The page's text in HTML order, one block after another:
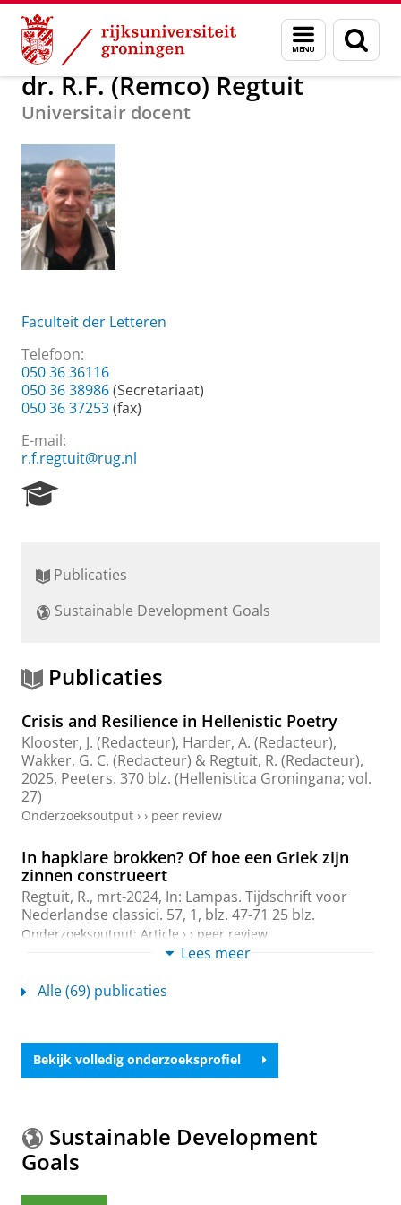
Skip
Content
Skip
Navigation
Menu
en
zoeken
Over ons dr. R.F. (Remco) Regtuit
dr. R.F. (Remco) Regtuit
Universitair docent
Faculteit der Letteren
Telefoon:
050 36 36116
050 36 38986(Secretariaat)
050 36 37253(fax)
E-mail:
r.f.regtuit@rug.nl
r
h
r
t
l
Publicaties
Sustainable Development Goals
Publicaties
Crisis and Resilience in Hellenistic Poetry
Klooster, J. (Redacteur), Harder, A. (Redacteur),
Wakker, G. C. (Redacteur) & Regtuit, R. (Redacteur),
2025, Peeters. 370 blz. (Hellenistica Groningana; vol.
27)
Onderzoeksoutput › › peer review
In hapklare brokken? Of hoe een Griek zijn
zinnen construeert
Regtuit, R., mrt-2024, In: Lampas. Tijdschrift voor
Nederlandse classici. 57, 1, blz. 47-71 25 blz.
Onderzoeksoutput: Article › › peer review
Regtuit, R. ,2023,Roma Latina, Roma Aeterna: Acta
A. & Sacré, T. (reds.). Marneffe, Belgium:
.blz. 53-6816 blz.
Women and Power In Hellenistic Poetry
Klooster, J.,Wakker, G. C. Regtuit, R.& Harder, A.
okt-2021
Lees meer
Alle (69) publicaties
Bekijk volledig onderzoeksprofiel
Sustainable Development
Goals